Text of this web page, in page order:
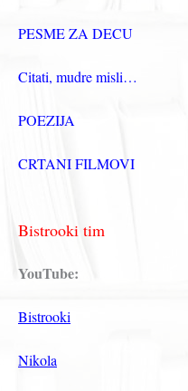
PESME ZA DECU
Citati, mudre misli…
POEZIJA
CRTANI FILMOVI
Bistrooki tim
YouTube:
Bistrooki
Nikola